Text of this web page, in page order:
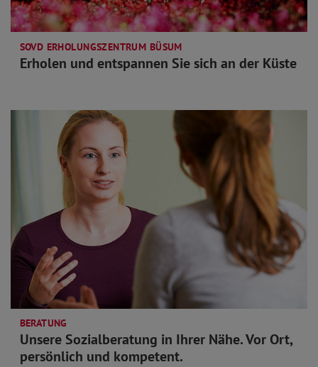
SOVD ERHOLUNGSZENTRUM BÜSUM
Erholen und entspannen Sie sich an der Küste
BERATUNG
Unsere Sozialberatung in Ihrer Nähe. Vor Ort,
persönlich und kompetent.